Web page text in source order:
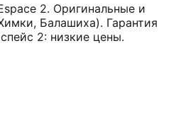
2. Оригинальные и
Балашиха). Гарантия
2: низкие цены.